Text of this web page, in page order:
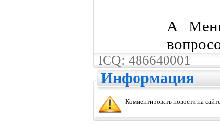
А
ICQ: 486640001
Информация
Комментировать новости на